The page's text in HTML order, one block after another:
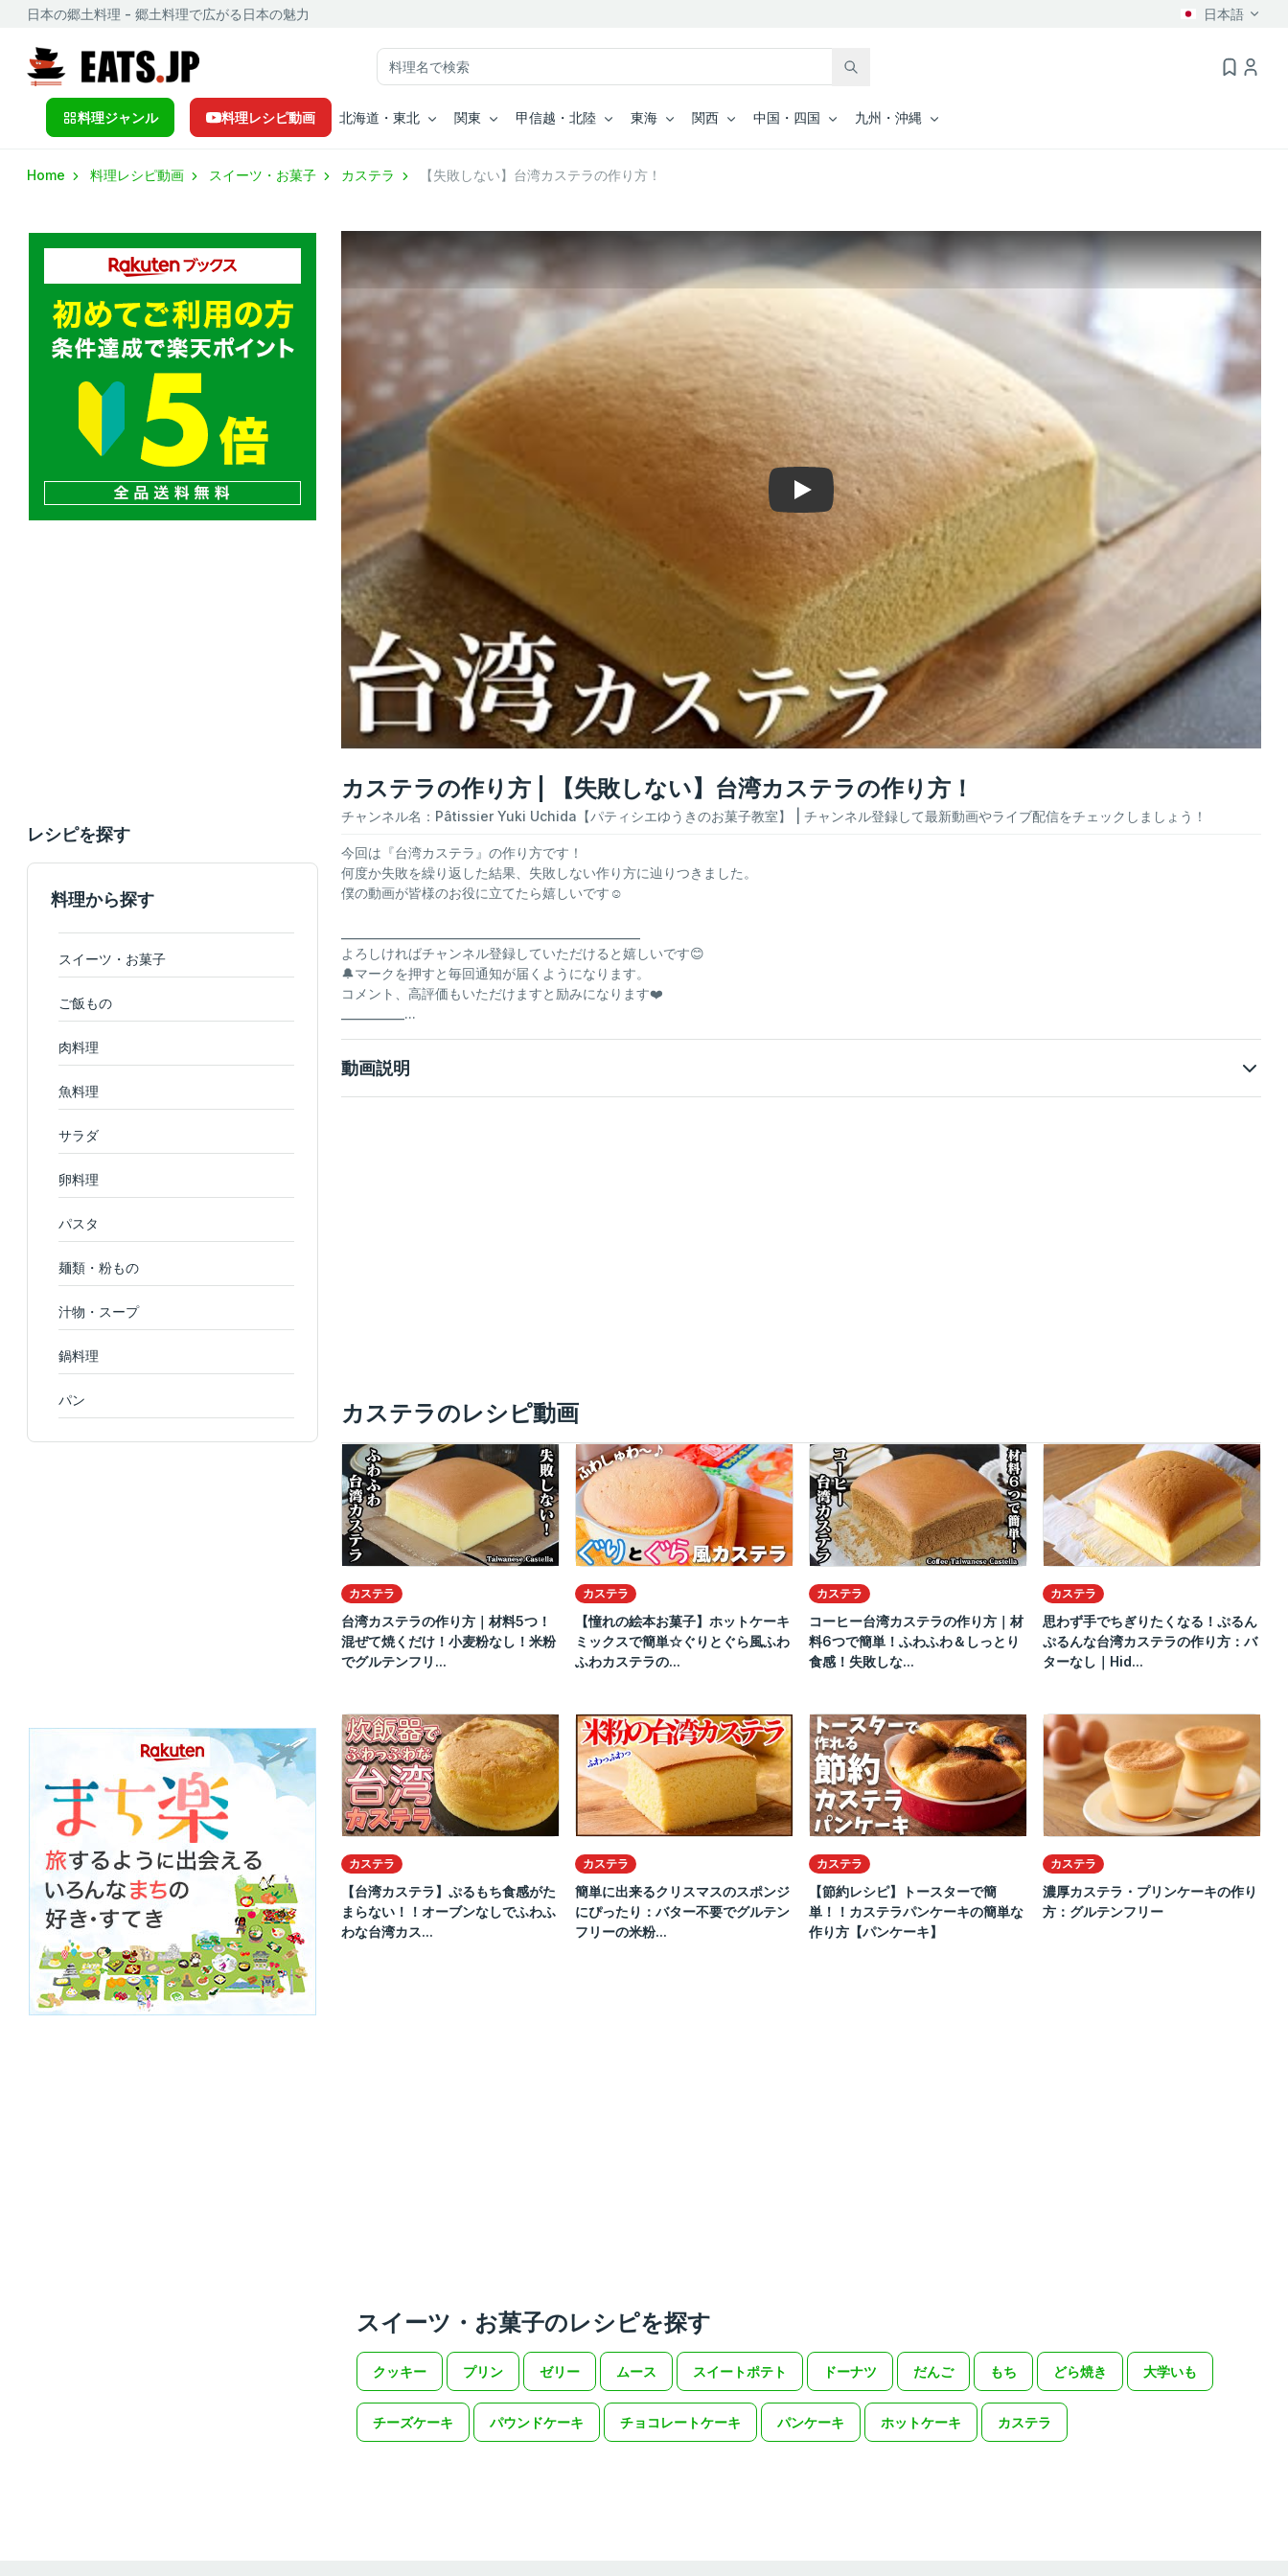
日本の郷土料理 - 郷土料理で広がる日本の魅力 日本語
料理ジャンル 料理レシピ動画 北海道・東北 関東 甲信越・北陸 東海 関西 中国・四国 九州・沖縄
Home 料理レシピ動画 スイーツ・お菓子 カステラ 【失敗しない】台湾カステラの作り方！
レシピを探す
料理から探す
スイーツ・お菓子
ご飯もの
肉料理
魚料理
サラダ
卵料理
パスタ
麺類・粉もの
汁物・スープ
鍋料理
パン
Play
カステラの作り方 | 【失敗しない】台湾カステラの作り方！
チャンネル名： Pâtissier Yuki Uchida【パティシエゆうきのお菓子教室】 | チャンネル登録して最新動画やライブ配信をチェックしましょう！
今回は『台湾カステラ』の作り方です！
何度か失敗を繰り返した結果、失敗しない作り方に辿りつきました。
僕の動画が皆様のお役に立てたら嬉しいです☺️
よろしければチャンネル登録していただけると嬉しいです😊
🔔マークを押すと毎回通知が届くようになります。
コメント、高評価もいただけますと励みになります❤️
___________...
動画説明
カステラのレシピ動画
カステラ
台湾カステラの作り方｜材料5つ！
混ぜて焼くだけ！小麦粉なし！米粉
でグルテンフリ...
カステラ
【憧れの絵本お菓子】ホットケーキ
ミックスで簡単☆ぐりとぐら風ふわ
ふわカステラの...
カステラ
コーヒー台湾カステラの作り方｜材
料6つで簡単！ふわふわ＆しっとり
食感！失敗しな...
カステラ
思わず手でちぎりたくなる！ぷるん
ぷるんな台湾カステラの作り方：バ
ターなし｜Hid...
カステラ
【台湾カステラ】ぷるもち食感がた
まらない！！オーブンなしでふわふ
わな台湾カス...
カステラ
簡単に出来るクリスマスのスポンジ
にぴったり：バター不要でグルテン
フリーの米粉...
カステラ
【節約レシピ】トースターで簡
単！！カステラパンケーキの簡単な
作り方【パンケーキ】
カステラ
濃厚カステラ・プリンケーキの作り
方：グルテンフリー
スイーツ・お菓子のレシピを探す
クッキー プリン ゼリー ムース スイートポテト ドーナツ だんご もち どら焼き 大学いも
チーズケーキ パウンドケーキ チョコレートケーキ パンケーキ ホットケーキ カステラ